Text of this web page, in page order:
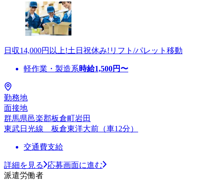
日収14,000円以上!土日祝休み!リフト/パレット移動
軽作業・製造系時給1,500円〜
勤務地
面接地
群馬県邑楽郡板倉町岩田
東武日光線 板倉東洋大前（車12分）
交通費支給
詳細を見る
応募画面に進む
派遣労働者